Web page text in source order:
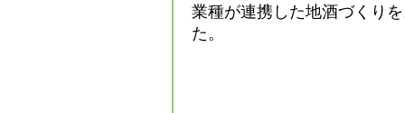
業種が連携した地酒づくり
た。